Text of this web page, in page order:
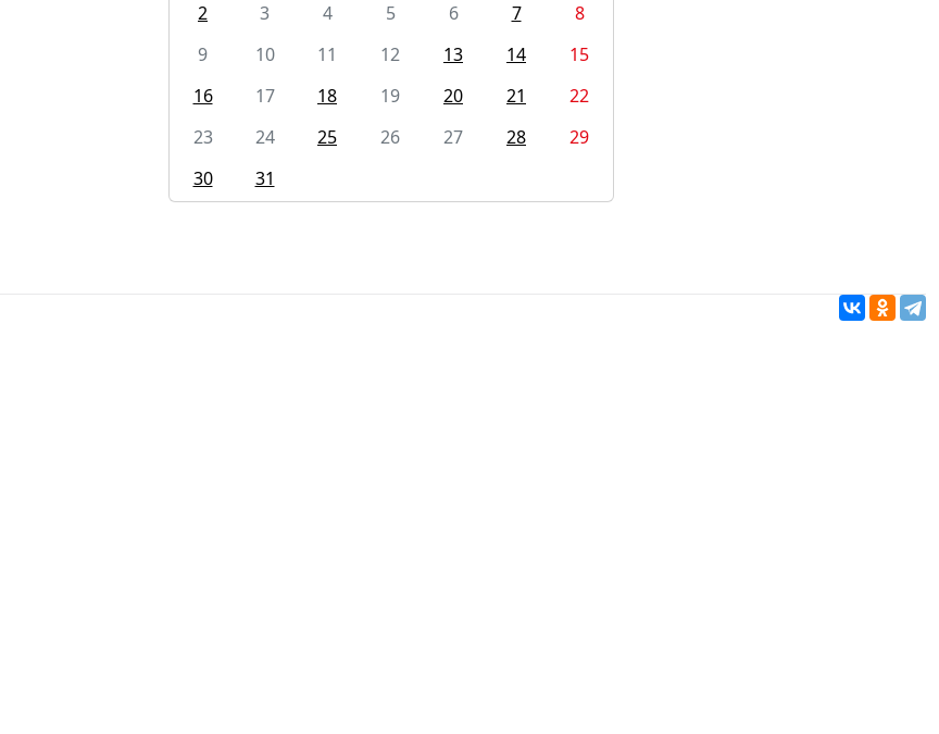
2
3 4 5 6 7
8
9
10 11 12 13 14
15
16
17 18 19 20 21
22
23
24 25 26 27 28
29
30
31